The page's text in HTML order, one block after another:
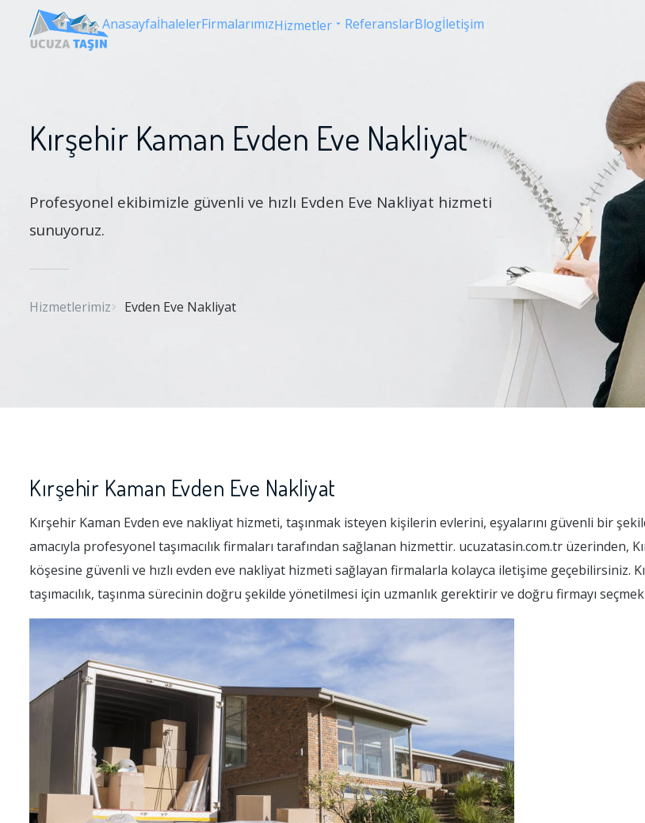
AnasayfaİhalelerFirmalarımızHizmetler ReferanslarBlogİletişim
Kırşehir Kaman Evden Eve Nakliyat
Profesyonel ekibimizle güvenli ve hızlı Evden Eve Nakliyat hizmeti
sunuyoruz.
Hizmetlerimiz Evden Eve Nakliyat
Kırşehir Kaman Evden Eve Nakliyat
Kırşehir Kaman Evden eve nakliyat hizmeti, taşınmak isteyen kişilerin evlerini, eşyalarını güvenli bir
amacıyla profesyonel taşımacılık firmaları tarafından sağlanan hizmettir. ucuzatasin.com.tr üzerinden,
köşesine güvenli ve hızlı evden eve nakliyat hizmeti sağlayan firmalarla kolayca iletişime geçebilirsiniz.
taşımacılık, taşınma sürecinin doğru şekilde yönetilmesi için uzmanlık gerektirir ve doğru firmayı